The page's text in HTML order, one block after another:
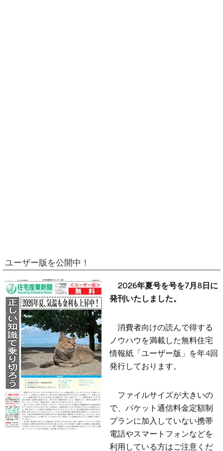
ユーザー版を公開中！
2026年夏号を号を7月8日に
発刊いたしました。
消費者向けの読んで得する
ノウハウを満載した無料住宅
情報紙「ユーザー版」を年4回
発行しております。
ファイルサイズが大きいの
で、パケット通信料金定額制
プランに加入していない携帯
電話やスマートフォンなどを
利用している方はご注意くだ